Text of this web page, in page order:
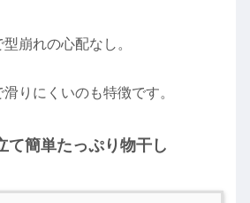
崩れの心配なし。
りにくいのも特徴です。
簡単たっぷり物干し